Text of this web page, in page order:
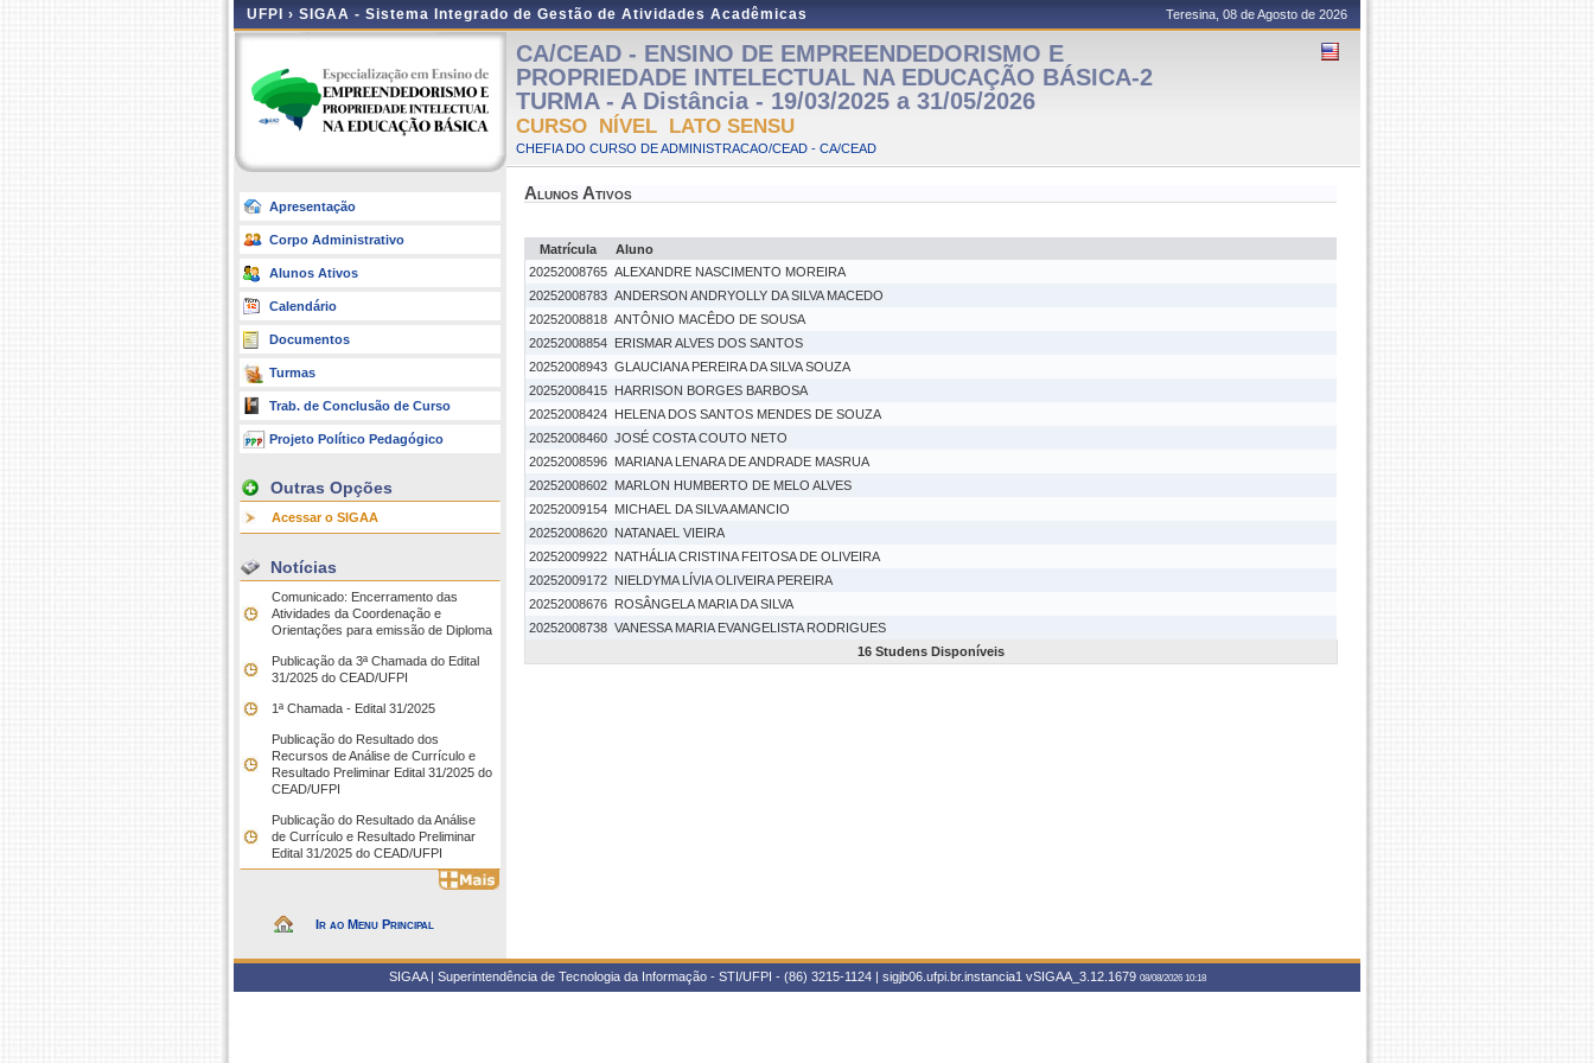
UFPI › SIGAA - Sistema Integrado de Gestão de Atividades Acadêmicas Teresina, 08 de Agosto de 2026
Apresentação
Corpo Administrativo
Alunos Ativos
Calendário
Documentos
Turmas
Trab. de Conclusão de Curso
Projeto Político Pedagógico
Outras Opções
Acessar o SIGAA
Notícias
Comunicado: Encerramento das
Atividades da Coordenação e
Orientações para emissão de Diploma
Publicação da 3ª Chamada do Edital
31/2025 do CEAD/UFPI
1ª Chamada - Edital 31/2025
Publicação do Resultado dos
Recursos de Análise de Currículo e
Resultado Preliminar Edital 31/2025 do
CEAD/UFPI
Publicação do Resultado da Análise
de Currículo e Resultado Preliminar
Edital 31/2025 do CEAD/UFPI
Ir ao Menu Principal
CA/CEAD - ENSINO DE EMPREENDEDORISMO E
PROPRIEDADE INTELECTUAL NA EDUCAÇÃO BÁSICA-2
TURMA - A Distância - 19/03/2025 a 31/05/2026
CURSO NÍVEL LATO SENSU
CHEFIA DO CURSO DE ADMINISTRACAO/CEAD - CA/CEAD
Alunos Ativos
Matrícula
Aluno
20252008765 ALEXANDRE NASCIMENTO MOREIRA
20252008783 ANDERSON ANDRYOLLY DA SILVA MACEDO
20252008818 ANTÔNIO MACÊDO DE SOUSA
20252008854 ERISMAR ALVES DOS SANTOS
20252008943 GLAUCIANA PEREIRA DA SILVA SOUZA
20252008415 HARRISON BORGES BARBOSA
20252008424 HELENA DOS SANTOS MENDES DE SOUZA
20252008460 JOSÉ COSTA COUTO NETO
20252008596 MARIANA LENARA DE ANDRADE MASRUA
20252008602 MARLON HUMBERTO DE MELO ALVES
20252009154 MICHAEL DA SILVA AMANCIO
20252008620 NATANAEL VIEIRA
20252009922 NATHÁLIA CRISTINA FEITOSA DE OLIVEIRA
20252009172 NIELDYMA LÍVIA OLIVEIRA PEREIRA
20252008676 ROSÂNGELA MARIA DA SILVA
20252008738 VANESSA MARIA EVANGELISTA RODRIGUES
16 Studens Disponíveis
SIGAA | Superintendência de Tecnologia da Informação - STI/UFPI - (86) 3215-1124 | sigjb06.ufpi.br.instancia1 vSIGAA_3.12.1679 08/08/2026 10:18